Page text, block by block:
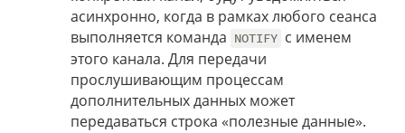
асинхронно, когда в рамках любого сеанса
выполняется команда NOTIFY с именем
этого канала. Для передачи
прослушивающим процессам
дополнительных данных может
передаваться строка «полезные данные».